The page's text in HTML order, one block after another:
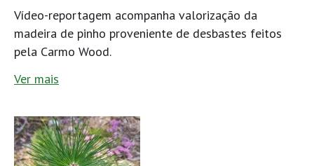
Vídeo-reportagem acompanha valorização da
madeira de pinho proveniente de desbastes feitos
pela Carmo Wood.
Ver mais